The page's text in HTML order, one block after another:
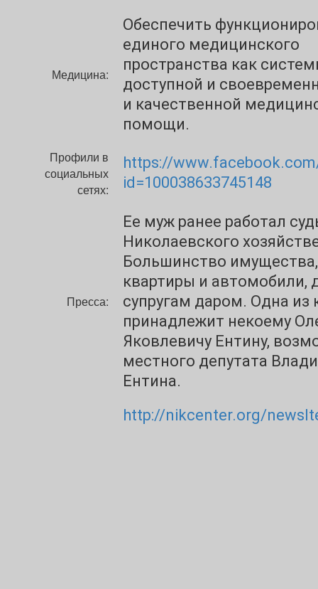
Медицина:
Обеспечить
единого медицинского
пространства как
доступной и
и качественной
помощи.
Профили в
социальных
сетях:
https://
id=100038633745148
Пресса:
Ее муж ранее работал
Николаевского
Большинство
квартиры и автомобили,
супругам даром. Одна из
принадлежит некоему
Яковлевичу Ентину,
местного депутата
Ентина.
http://nikcenter.org/